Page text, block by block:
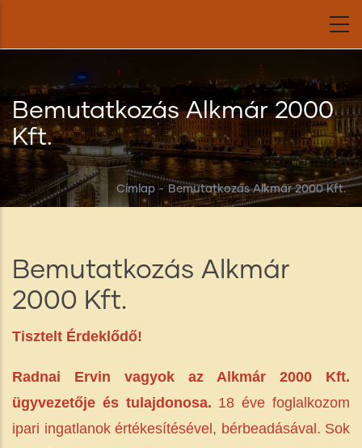
Bemutatkozás Alkmár 2000
Kft.
Címlap - Bemutatkozás Alkmár 2000 Kft.
Bemutatkozás Alkmár
2000 Kft.
Tisztelt Érdeklődő!
Radnai Ervin vagyok az Alkmár 2000 Kft.
ügyvezetője és tulajdonosa. 18 éve foglalkozom
ipari ingatlanok értékesítésével, bérbeadásával. Sok